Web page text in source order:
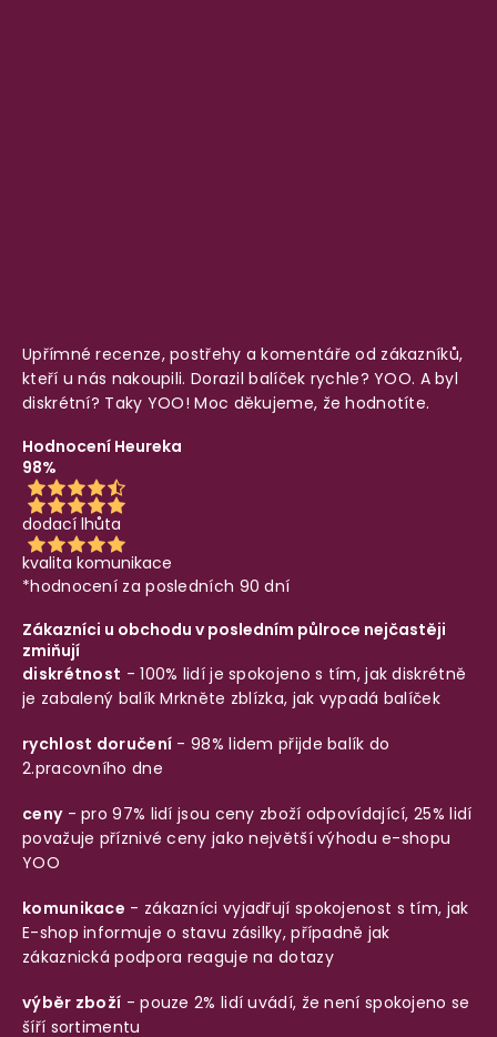
Upřímné recenze, postřehy a komentáře od zákazníků,
kteří u nás nakoupili. Dorazil balíček rychle? YOO. A byl
diskrétní? Taky YOO! Moc děkujeme, že hodnotíte.
Hodnocení Heureka
98%
dodací lhůta
kvalita komunikace
*hodnocení za posledních 90 dní
Zákazníci u obchodu v posledním půlroce nejčastěji
zmiňují
diskrétnost - 100% lidí je spokojeno s tím, jak diskrétně
je zabalený balíkMrkněte zblízka, jak vypadá balíček
rychlost doručení - 98% lidem přijde balík do
2.pracovního dne
ceny- pro 97% lidí jsou ceny zboží odpovídající, 25% lidí
považuje příznivé ceny jako největší výhodu e-shopu
YOO
komunikace - zákazníci vyjadřují spokojenost s tím, jak
E-shop informuje o stavu zásilky, případně jak
zákaznická podpora reaguje na dotazy
výběr zboží - pouze 2% lidí uvádí, že není spokojeno se
šíří sortimentu